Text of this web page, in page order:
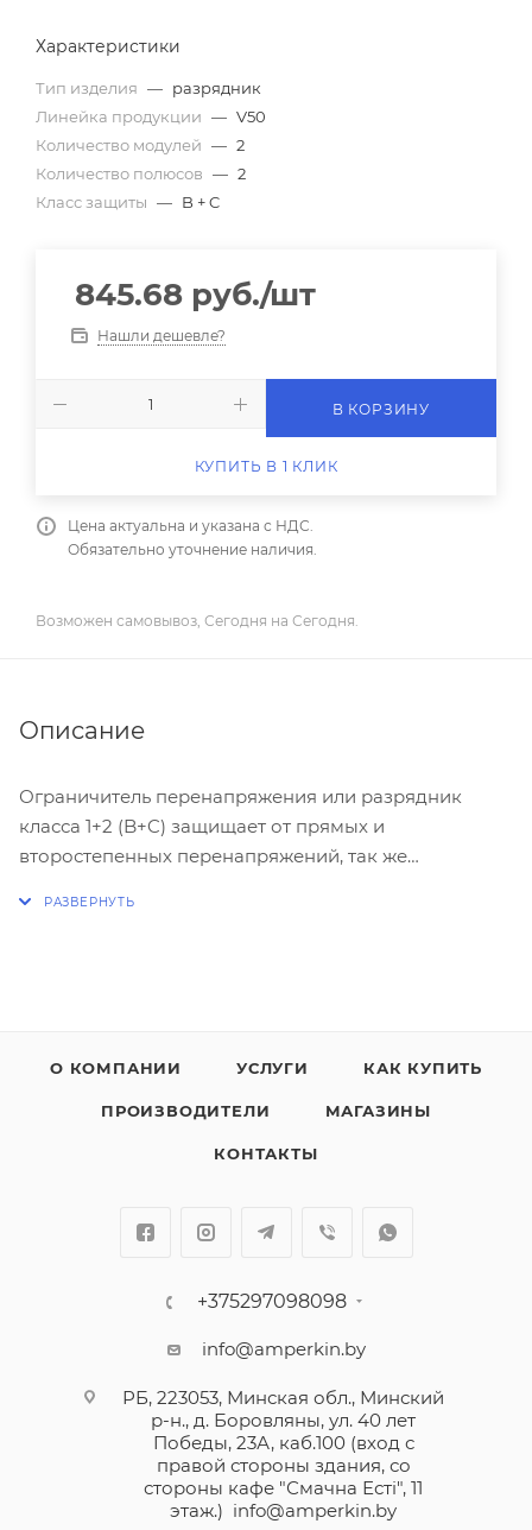
Характеристики
Тип изделия — разрядник
Линейка продукции — V50
Количество модулей — 2
Количество полюсов — 2
Класс защиты — B + C
845.68 руб./шт
Нашли дешевле?
В КОРЗИНУ
КУПИТЬ В 1 КЛИК
Цена актуальна и указана с НДС.
Обязательно уточнение наличия.
Возможен самовывоз, Сегодня на Сегодня.
Описание
Ограничитель перенапряжения или разрядник
класса 1+2 (B+C) защищает от прямых и
второстепенных перенапряжений, так же
О КОМПАНИИ УСЛУГИ КАК КУПИТЬ
ПРОИЗВОДИТЕЛИ МАГАЗИНЫ
КОНТАКТЫ
+375297098098
info@amperkin.by
РБ, 223053, Минская обл., Минский
р-н., д. Боровляны, ул. 40 лет
Победы, 23А, каб.100 (вход с
правой стороны здания, со
стороны кафе "Смачна Естi", 11
этаж.) info@amperkin.by